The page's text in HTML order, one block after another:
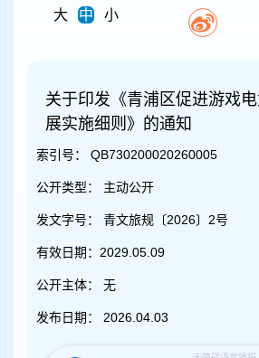
大
中 小
关于印发《青浦区促进游戏
展实施细则》的通知
索引号： QB730200020260005
公开类型： 主动公开
发文字号： 青文旅规〔2026〕2号
有效日期： 2029.05.09
公开主体： 无
发布日期： 2026.04.03